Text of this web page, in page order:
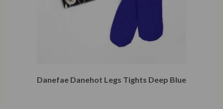
Danefae Danehot Legs Tights Deep Blue